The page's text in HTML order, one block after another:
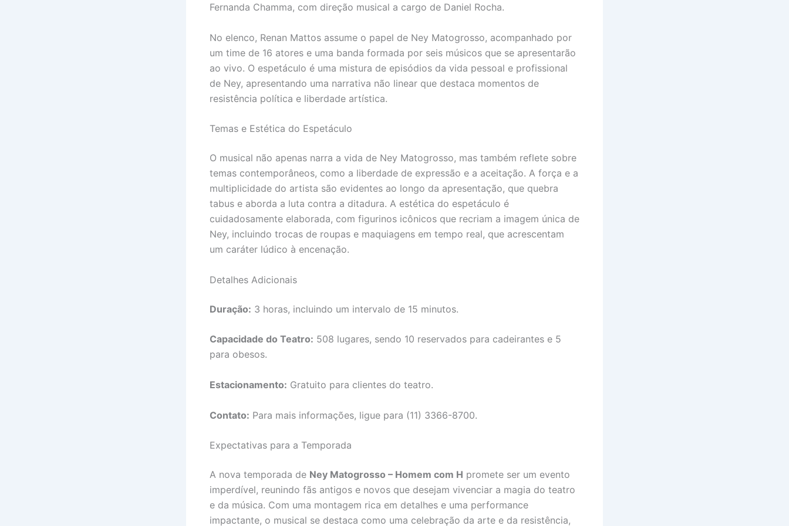
Fernanda Chamma, com direção musical a cargo de Daniel Rocha.
No elenco, Renan Mattos assume o papel de Ney Matogrosso, acompanhado por
um time de 16 atores e uma banda formada por seis músicos que se apresentarão
ao vivo. O espetáculo é uma mistura de episódios da vida pessoal e profissional
de Ney, apresentando uma narrativa não linear que destaca momentos de
resistência política e liberdade artística.
Temas e Estética do Espetáculo
O musical não apenas narra a vida de Ney Matogrosso, mas também reflete sobre
temas contemporâneos, como a liberdade de expressão e a aceitação. A força e a
multiplicidade do artista são evidentes ao longo da apresentação, que quebra
tabus e aborda a luta contra a ditadura. A estética do espetáculo é
cuidadosamente elaborada, com figurinos icônicos que recriam a imagem única de
Ney, incluindo trocas de roupas e maquiagens em tempo real, que acrescentam
um caráter lúdico à encenação.
Detalhes Adicionais
Duração: 3 horas, incluindo um intervalo de 15 minutos.
Capacidade do Teatro: 508 lugares, sendo 10 reservados para cadeirantes e 5
para obesos.
Estacionamento: Gratuito para clientes do teatro.
Contato: Para mais informações, ligue para (11) 3366-8700.
Expectativas para a Temporada
A nova temporada de Ney Matogrosso – Homem com H promete ser um evento
imperdível, reunindo fãs antigos e novos que desejam vivenciar a magia do teatro
e da música. Com uma montagem rica em detalhes e uma performance
impactante, o musical se destaca como uma celebração da arte e da resistência,